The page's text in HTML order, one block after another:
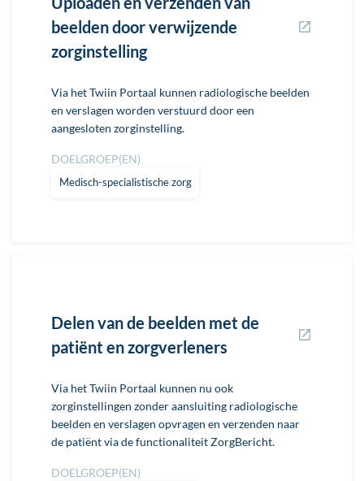
beelden door verwijzende
zorginstelling
Via het Twiin Portaal kunnen radiologische beelden
en verslagen worden verstuurd door een
aangesloten zorginstelling.
DOELGROEP(EN)
Medisch-specialistische zorg
Delen van de beelden met de
patiënt en zorgverleners
Via het Twiin Portaal kunnen nu ook
zorginstellingen zonder aansluiting radiologische
beelden en verslagen opvragen en verzenden naar
de patiënt via de functionaliteit ZorgBericht.
DOELGROEP(EN)